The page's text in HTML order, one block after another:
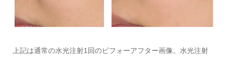
上記は通常の水光注射1回のビフォーアフター画像。水光注射